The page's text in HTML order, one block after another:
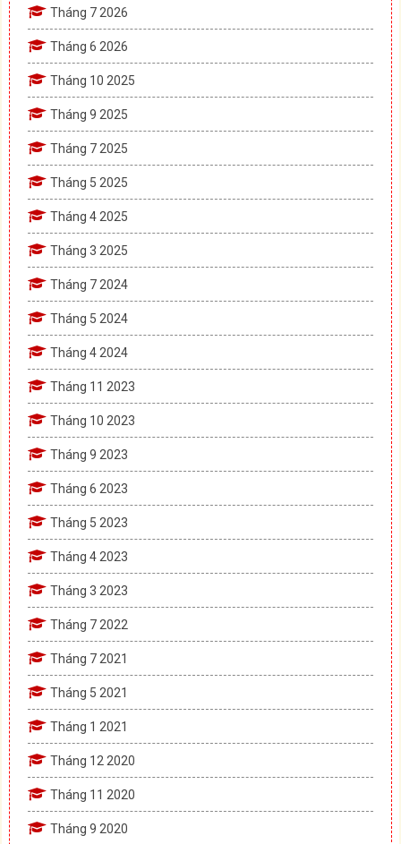
Tháng 7 2026
Tháng 6 2026
Tháng 10 2025
Tháng 9 2025
Tháng 7 2025
Tháng 5 2025
Tháng 4 2025
Tháng 3 2025
Tháng 7 2024
Tháng 5 2024
Tháng 4 2024
Tháng 11 2023
Tháng 10 2023
Tháng 9 2023
Tháng 6 2023
Tháng 5 2023
Tháng 4 2023
Tháng 3 2023
Tháng 7 2022
Tháng 7 2021
Tháng 5 2021
Tháng 1 2021
Tháng 12 2020
Tháng 11 2020
Tháng 9 2020